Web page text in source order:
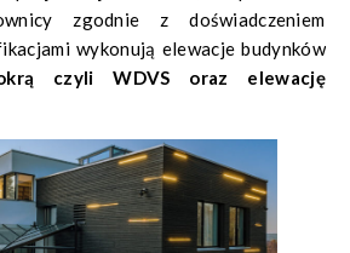
zgodnie z doświadczeniem
wykonują elewacje budynków
czyli WDVS oraz elewację